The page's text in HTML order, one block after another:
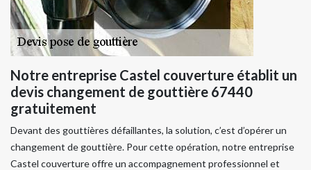
Notre entreprise Castel couverture établit un
devis changement de gouttière 67440
gratuitement
Devant des gouttières défaillantes, la solution, c’est d’opérer un
changement de gouttière. Pour cette opération, notre entreprise
Castel couverture offre un accompagnement professionnel et